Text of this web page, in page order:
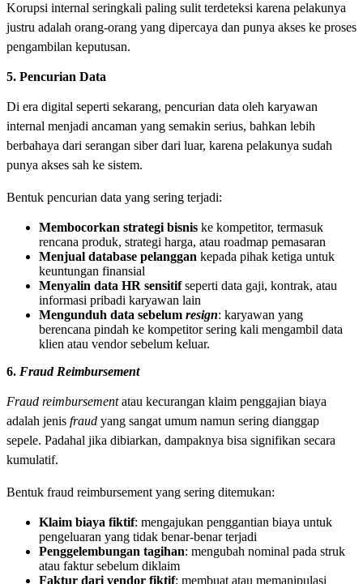
Korupsi internal seringkali paling sulit terdeteksi karena pelakunya
justru adalah orang-orang yang dipercaya dan punya akses ke proses
pengambilan keputusan.
5. Pencurian Data
Di era digital seperti sekarang, pencurian data oleh karyawan
internal menjadi ancaman yang semakin serius, bahkan lebih
berbahaya dari serangan siber dari luar, karena pelakunya sudah
punya akses sah ke sistem.
Bentuk pencurian data yang sering terjadi:
Membocorkan strategi bisnis ke kompetitor, termasuk
rencana produk, strategi harga, atau roadmap pemasaran
Menjual database pelanggan kepada pihak ketiga untuk
keuntungan finansial
Menyalin data HR sensitifseperti data gaji, kontrak, atau
informasi pribadi karyawan lain
Mengunduh data sebelum resign: karyawan yang
berencana pindah ke kompetitor sering kali mengambil data
klien atau vendor sebelum keluar.
6. Fraud Reimbursement
Fraud reimbursementatau kecurangan klaim penggajian biaya
adalah jenis fraud yang sangat umum namun sering dianggap
sepele. Padahal jika dibiarkan, dampaknya bisa signifikan secara
kumulatif.
Bentuk fraud reimbursement yang sering ditemukan:
Klaim biaya fiktif: mengajukan penggantian biaya untuk
pengeluaran yang tidak benar-benar terjadi
Penggelembungan tagihan: mengubah nominal pada struk
atau faktur sebelum diklaim
Faktur dari vendor fiktif: membuat atau memanipulasi